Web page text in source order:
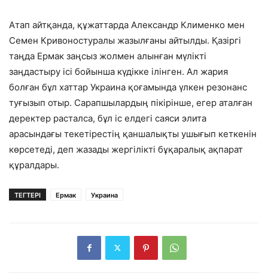
Атап айтқанда, құжаттарда Александр Клименко мен
Семен Кривоностуралы жазылғаны айтылды. Қазіргі
таңда Ермак заңсыз жолмен алынған мүлікті
заңдастыру ісі бойынша күдікке ілінген. Ал жария
болған бұл хаттар Украина қоғамында үлкен резонанс
туғызып отыр. Сарапшылардың пікірінше, егер аталған
деректер расталса, бұл іс елдегі саяси элита
арасындағы текетірестің қаншалықты ушығып кеткенін
көрсетеді, деп жазады жергілікті бұқаралық ақпарат
құралдары.
ТЕГТЕРІ Ермак Украина